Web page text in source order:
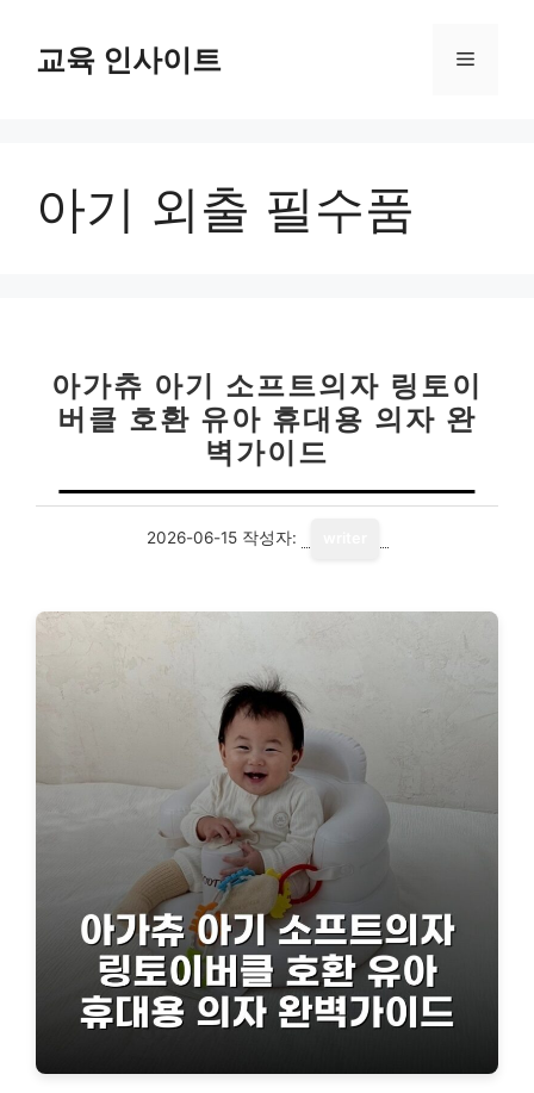
교육 인사이트 메
아기 외출 필수품
아가츄 아기 소프트의자 링토이
버클 호환 유아 휴대용 의자 완
벽가이드
2026-06-15 작성자: